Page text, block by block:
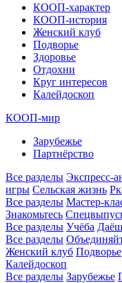
КООП-характер
КООП-история
Женский клуб
Подворье
Здоровье
Отдохни
Круг интересов
Калейдоскоп
КООП-мир
Зарубежье
Партнёрство
Все разделы Экспресс-
игры Сельская жизнь
Все разделы Мастер-
Знакомьтесь
Все разделы Учёба
Все разделы
Женский клуб Подворье
Калейдоскоп
Все разделы Зарубежье